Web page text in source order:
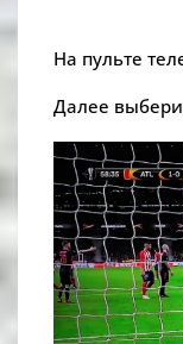
На пульте
Далее